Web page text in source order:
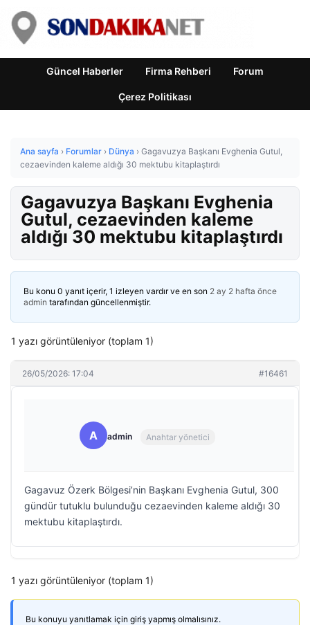
Güncel Haberler Firma Rehberi Forum
Çerez Politikası
Ana sayfa › Forumlar › Dünya › Gagavuzya Başkanı Evghenia Gutul,
cezaevinden kaleme aldığı 30 mektubu kitaplaştırdı
Gagavuzya Başkanı Evghenia
Gutul, cezaevinden kaleme
aldığı 30 mektubu kitaplaştırdı
Bu konu 0 yanıt içerir, 1 izleyen vardır ve en son 2 ay 2 hafta önce
admin tarafından güncellenmiştir.
1 yazı görüntüleniyor (toplam 1)
26/05/2026: 17:04 #16461
A admin Anahtar yönetici
Gagavuz Özerk Bölgesi’nin Başkanı Evghenia Gutul, 300
gündür tutuklu bulunduğu cezaevinden kaleme aldığı 30
mektubu kitaplaştırdı.
1 yazı görüntüleniyor (toplam 1)
Bu konuyu yanıtlamak için giriş yapmış olmalısınız.